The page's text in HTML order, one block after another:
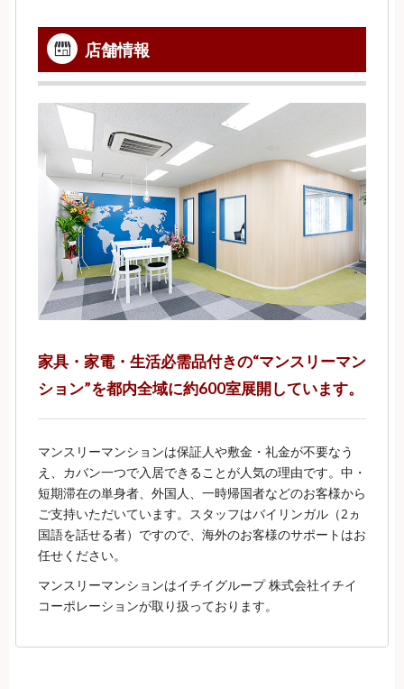
店舗情報
家具・家電・生活必需品付きの“マンスリーマン
ション”を都内全域に約600室展開しています。
マンスリーマンションは保証人や敷金・礼金が不要なう
え、カバン一つで入居できることが人気の理由です。中・
短期滞在の単身者、外国人、一時帰国者などのお客様から
ご支持いただいています。スタッフはバイリンガル（2ヵ
国語を話せる者）ですので、海外のお客様のサポートはお
任せください。
マンスリーマンションはイチイグループ 株式会社イチイ
コーポレーションが取り扱っております。